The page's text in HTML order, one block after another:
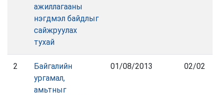
ажиллагааны
нэгдмэл байдлыг
сайжруулах
тухай
2
Байгалийн
ургамал,
амьтныг
01/08/2013 02/02